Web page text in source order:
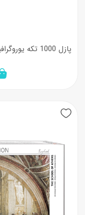
پازل 1000 تکه یوروگرافیکس Eurographics طرح قلعه و خورشید